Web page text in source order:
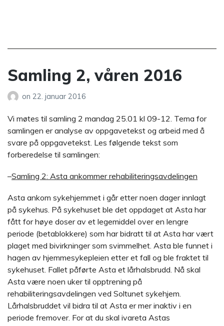
Samling 2, våren 2016
on 22. januar 2016
Vi møtes til samling 2 mandag 25.01 kl 09-12. Tema for
samlingen er analyse av oppgavetekst og arbeid med å
svare på oppgavetekst. Les følgende tekst som
forberedelse til samlingen:
–Samling 2: Asta ankommer rehabiliteringsavdelingen
Asta ankom sykehjemmet i går etter noen dager innlagt
på sykehus. På sykehuset ble det oppdaget at Asta har
fått for høye doser av et legemiddel over en lengre
periode (betablokkere) som har bidratt til at Asta har vært
plaget med bivirkninger som svimmelhet. Asta ble funnet i
hagen av hjemmesykepleien etter et fall og ble fraktet til
sykehuset. Fallet påførte Asta et lårhalsbrudd. Nå skal
Asta være noen uker til opptrening på
rehabiliteringsavdelingen ved Soltunet sykehjem.
Lårhalsbruddet vil bidra til at Asta er mer inaktiv i en
periode fremover. For at du skal ivareta Astas